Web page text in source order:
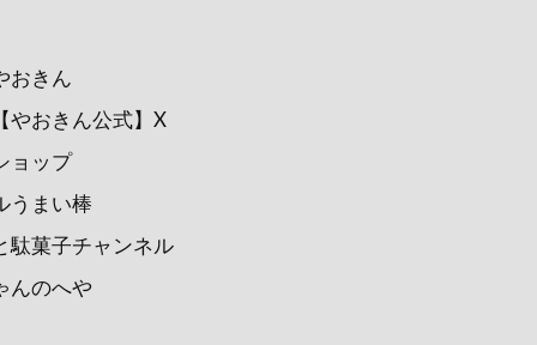
おきん
やおきん公式】X
ョップ
うまい棒
駄菓子チャンネル
んのへや